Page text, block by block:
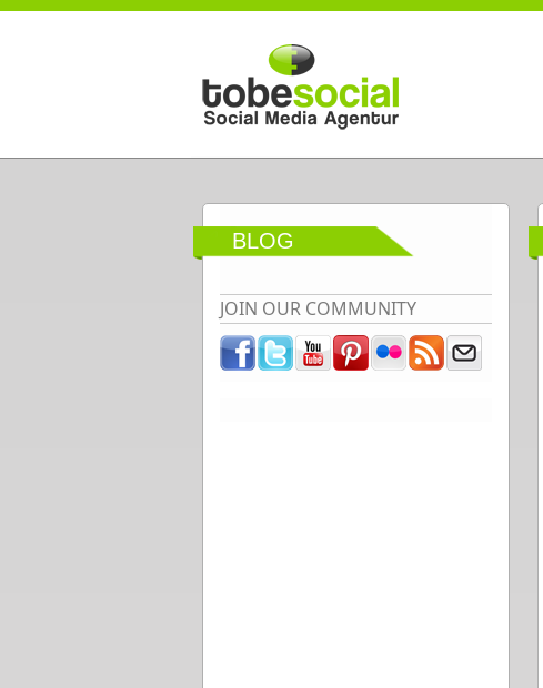
Direkt zum Inhalt
BLOG
JOIN OUR COMMUNITY